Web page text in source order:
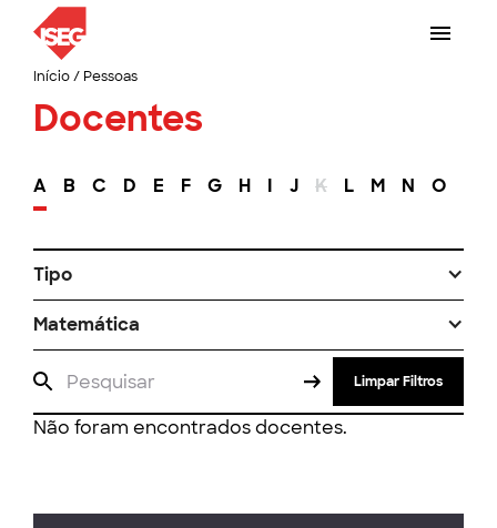
Início/ Pessoas
Docentes
A B C D E F G H I J K L M N O
Tipo
Matemática
Limpar Filtros
Não foram encontrados docentes.